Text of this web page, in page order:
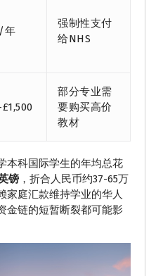
年
强制性支付
给NHS
部分专业需
要购买高价
教材
本科国际学生的年均总花
镑 ，折合人民币约37-65万
家庭汇款维持学业的华人
金链的短暂断裂都可能影